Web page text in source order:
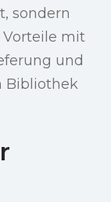
sondern
mit
und
Bibliothek